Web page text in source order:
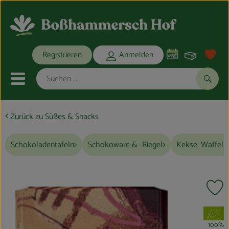
Registrieren Anmelden
Mobiles Menu öffnen oder
Bio-Kochkisten
ANGEBOTE
REGIONALES
Zurück zu Süßes & Snacks
Schokoladentafeln Schokoware & -Riegel Kekse,
, Verband:
100%